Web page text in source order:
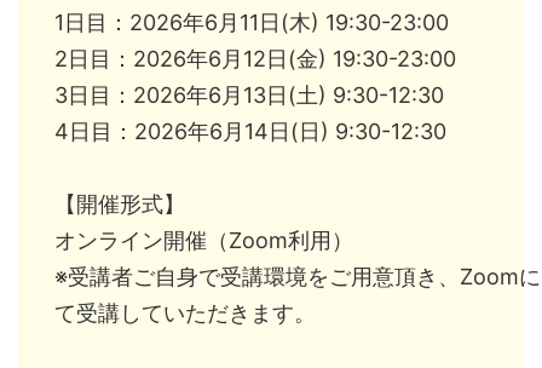
1日目：2026年6月11日(木) 19:30-23:00
2日目：2026年6月12日(金) 19:30-23:00
3日目：2026年6月13日(土) 9:30-12:30
4日目：2026年6月14日(日) 9:30-12:30
【開催形式】
オンライン開催（Zoom利用）
※受講者ご自身で受講環境をご用意頂き、Zoomに
て受講していただきます。